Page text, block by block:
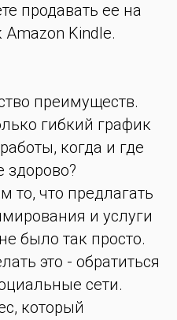
продавать ее на
Kindle.
преимуществ.
гибкий график
когда и где
здорово?
то, что предлагать
и услуги
было так просто.
это - обратиться
сети.
который